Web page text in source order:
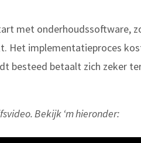
met onderhoudssoftware,
Het implementatieproces
besteed betaalt zich zeker
Bekijk ‘m hieronder: